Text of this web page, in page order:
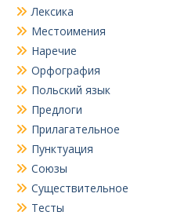
Лексика
Местоимения
Наречие
Орфография
Польский язык
Предлоги
Прилагательное
Пунктуация
Союзы
Существительное
Тесты